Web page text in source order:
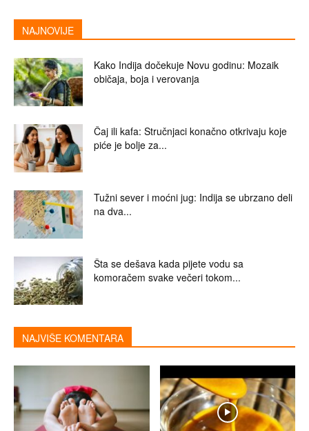
NAJNOVIJE
Kako Indija dočekuje Novu godinu: Mozaik
običaja, boja i verovanja
Čaj ili kafa: Stručnjaci konačno otkrivaju koje
piće je bolje za...
Tužni sever i moćni jug: Indija se ubrzano deli
na dva...
Šta se dešava kada pijete vodu sa
komoračem svake večeri tokom...
NAJVIŠE KOMENTARA